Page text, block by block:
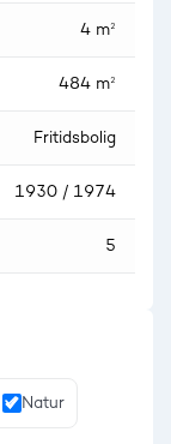
4 m²
484 m²
Fritidsbolig
1930 / 1974
5
Natur